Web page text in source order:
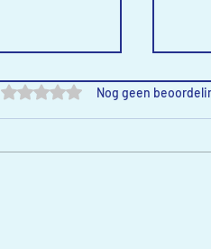
Beoordeeld met 0 uit 5
Nog geen